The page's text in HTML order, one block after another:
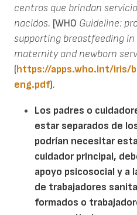
centros que brindan
nacidos. [WHO Guideline:
supporting breastfeeding
maternity and newborn
(https://apps.who.int/iris/
eng.pdf).
Los padres o
estar separados de
podrían necesitar
cuidador principal,
apoyo psicosocial y a
de trabajadores
formados o